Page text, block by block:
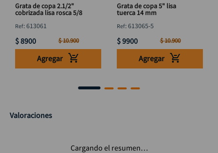
Grata de copa 2.1/2"
cobrizada lisa rosca 5/8
:613061
$8900 $10.900
Agregar
Grata de copa 5" lisa
tuerca 14 mm
:613065-5
$9900 $10.900
Agregar
Valoraciones
Cargando el resumen…